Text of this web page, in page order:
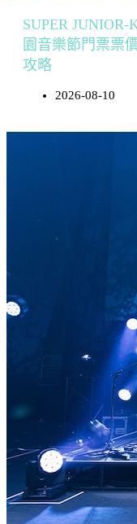
SUPER
園音樂節門票票
攻略
2026-08-10